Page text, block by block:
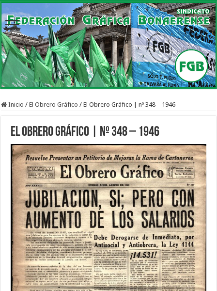
Inicio / El Obrero Gráfico / El Obrero Gráfico | nº 348 – 1946
El Obrero Gráfico | nº 348 – 1946